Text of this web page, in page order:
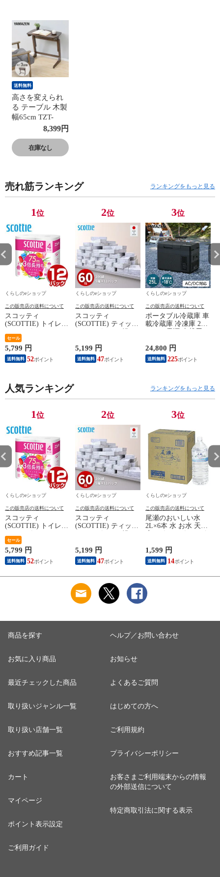
送料無料
高さを変えられ
る テーブル 木製
幅65cm TZT-
6540 コの字 サイ
机 デスク パーソ
ナルデスク パソ
ンパクト シンプ
ル おしゃれ 山善
料無料】
8,399円
在庫なし
売れ筋ランキング ランキングをもっと見る
1位
くらしのeショップ
この販売店の送料について
スコッティ
(SCOTTIE) トイレッ
トペーパー フラワー
パック 3倍長持ち 4
ロール(ダブル) 4ロー
ル×12(48ロール) 3倍
ロール 3倍巻 トイレ
製紙クレシア 【送料
無料】
セール
5,799 円
送料無料 52
2位
くらしのeショップ
この販売店の送料について
スコッティ
(SCOTTIE) ティッシ
ュペーパー 200組 5
ティシュペーパー ま
とめ買い ケース販売
ボックスティッシュ
5,199 円
送料無料 47
3位
くらしのeショップ
この販売店の送料について
ポータブル冷蔵庫 車
載冷蔵庫 冷凍庫 25L
AC/DC電源 車載用
度 急速冷凍 コンプ
レッサー式 YFR-
AC252(B) ミニ冷蔵庫
カンド冷蔵庫 山善
24,800 円
送料無料 225
人気ランキング ランキングをもっと見る
1位
くらしのeショップ
この販売店の送料について
スコッティ
(SCOTTIE) トイレッ
トペーパー フラワー
パック 3倍長持ち 4
ロール(ダブル) 4ロー
ル×12(48ロール) 3倍
ロール 3倍巻 トイレ
セール
5,799 円
送料無料 52
2位
くらしのeショップ
この販売店の送料について
スコッティ
(SCOTTIE) ティッシ
ュペーパー 200組 5
ティシュペーパー ま
とめ買い ケース販売
ボックスティッシュ
シア 【送料無料】
5,199 円
送料無料 47
3位
くらしのeショップ
この販売店の送料について
尾瀬のおいしい水
2L×6本 水 お水 天然
水 ミネラルウォータ
トル 2L 名水百選 尾
瀬 国産 箱 ケース ま
とめ買い ニチネン
1,599 円
送料無料 14
商品を探す
お気に入り商品
最近チェックした商品
取り扱いジャンル一覧
取り扱い店舗一覧
おすすめ記事一覧
カート
マイページ
ポイント表示設定
ご利用ガイド
ヘルプ／お問い合わせ
お知らせ
よくあるご質問
はじめての方へ
ご利用規約
プライバシーポリシー
お客さまご利用端末からの情報
の外部送信について
特定商取引法に関する表示